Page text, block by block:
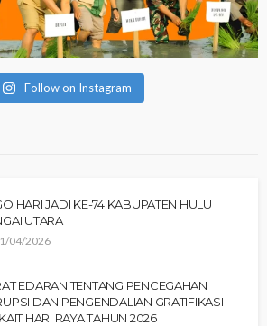
Follow on Instagram
HARI JADI KE-74 KABUPATEN HULU
UTARA
04/2026
EDARAN TENTANG PENCEGAHAN
DAN PENGENDALIAN GRATIFIKASI
HARI RAYA TAHUN 2026